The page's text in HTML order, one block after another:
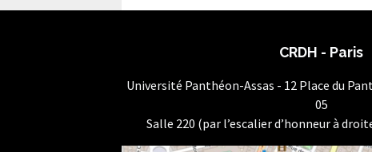
CRDH - Paris
Université Panthéon-Assas - 12 Place du
05
Salle 220 (par l’escalier d’honneur à